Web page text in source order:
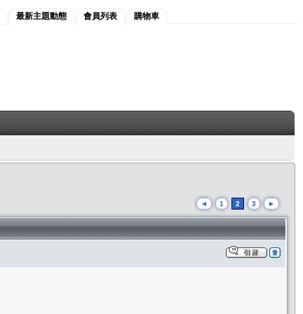
最新主題動態 會員列表 購物車
◄ 1 2 3 ►